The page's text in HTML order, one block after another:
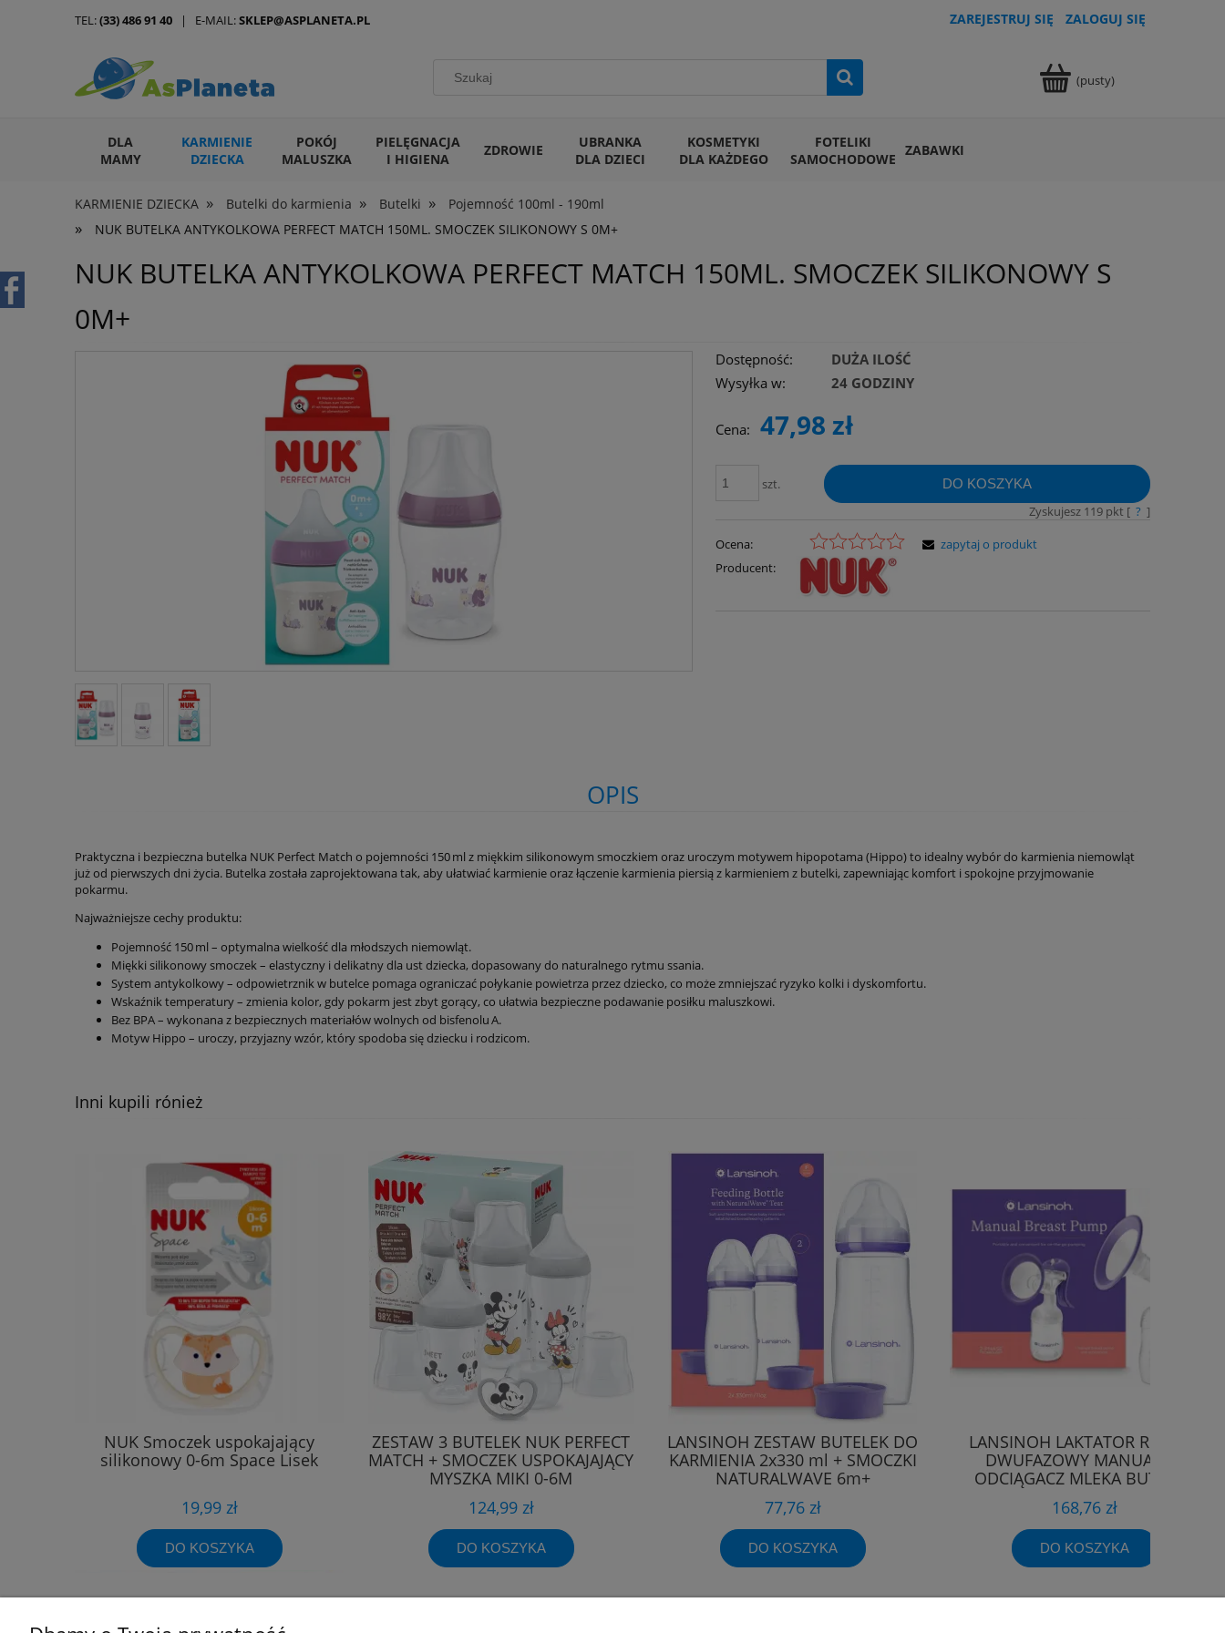
ZAREJESTRUJ SIĘ ZALOGUJ SIĘ
(pusty)
DLA
MAMY
KARMIENIE
DZIECKA
POKÓJ
MALUSZKA
PIELĘGNACJA
I HIGIENA
ZDROWIE
UBRANKA
DLA DZIECI
KOSMETYKI
DLA KAŻDEGO
FOTELIKI
SAMOCHODOWE ZABAWKI
ARTYKUŁY DLA ZWIERZĄT
KARMIENIE DZIECKA » Butelki do karmienia » Butelki » Pojemność 100ml - 190ml
» NUK BUTELKA ANTYKOLKOWA PERFECT MATCH 150ML. SMOCZEK SILIKONOWY S 0M+
TEL:(33) 486 91 40 | E-MAIL:SKLEP@ASPLANETA.PL
NUK BUTELKA ANTYKOLKOWA PERFECT MATCH 150ML. SMOCZEK SILIKONOWY S
0M+
Dostępność:
DUŻA ILOŚĆ
Wysyłka w:
24 GODZINY
Cena: 47,98 zł
szt. DO KOSZYKA
Zyskujesz 119pkt [ ? ]
Ocena:
Producent:
zapytaj o produkt
OPIS
Praktyczna i bezpieczna butelka NUK Perfect Match o pojemności 150 ml z miękkim silikonowym smoczkiem oraz uroczym motywem hipopotama (Hippo) to idealny wybór do karmienia niemowląt
już od pierwszych dni życia. Butelka została zaprojektowana tak, aby ułatwiać karmienie oraz łączenie karmienia piersią z karmieniem z butelki, zapewniając komfort i spokojne przyjmowanie
pokarmu.
Najważniejsze cechy produktu:
Pojemność 150 ml – optymalna wielkość dla młodszych niemowląt.
Miękki silikonowy smoczek – elastyczny i delikatny dla ust dziecka, dopasowany do naturalnego rytmu ssania.
System antykolkowy – odpowietrznik w butelce pomaga ograniczać połykanie powietrza przez dziecko, co może zmniejszać ryzyko kolki i dyskomfortu.
Wskaźnik temperatury – zmienia kolor, gdy pokarm jest zbyt gorący, co ułatwia bezpieczne podawanie posiłku maluszkowi.
Bez BPA – wykonana z bezpiecznych materiałów wolnych od bisfenolu A.
Motyw Hippo – uroczy, przyjazny wzór, który spodoba się dziecku i rodzicom.
Inni kupili rónież
NUK Smoczek uspokajający
silikonowy 0-6m Space Lisek
19,99 zł
DO KOSZYKA
ZESTAW 3 BUTELEK NUK PERFECT
MATCH + SMOCZEK USPOKAJAJĄCY
MYSZKA MIKI 0-6M
124,99 zł
DO KOSZYKA
LANSINOH ZESTAW BUTELEK DO
KARMIENIA 2x330 ml + SMOCZKI
NATURALWAVE 6m+
77,76 zł
DO KOSZYKA
LANSINOH LAKTATOR RĘCZNY
DWUFAZOWY MANUALNY
ODCIĄGACZ MLEKA BUTELKA
160ml
168,76 zł
DO KOSZYKA